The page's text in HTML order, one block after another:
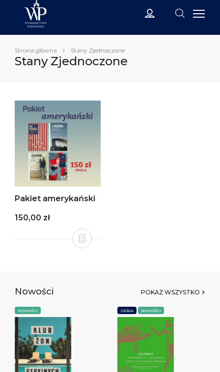
Strona główna Stany Zjednoczone
Stany Zjednoczone
Pakiet amerykański
150,00 zł
Nowości POKAŻ WSZYSTKO
NOWOŚCI SERIA NOWOŚCI